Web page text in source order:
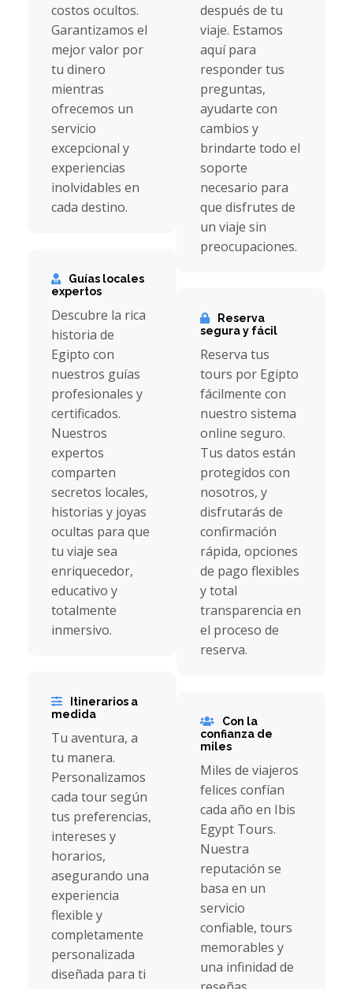
costos ocultos.
Garantizamos el
mejor valor por
tu dinero
mientras
ofrecemos un
servicio
excepcional y
experiencias
inolvidables en
cada destino.
Guías locales
expertos
Descubre la rica
historia de
Egipto con
nuestros guías
profesionales y
certificados.
Nuestros
expertos
comparten
secretos locales,
historias y joyas
ocultas para que
tu viaje sea
enriquecedor,
educativo y
totalmente
inmersivo.
Itinerarios a
medida
Tu aventura, a
tu manera.
Personalizamos
cada tour según
tus preferencias,
intereses y
horarios,
asegurando una
experiencia
flexible y
completamente
personalizada
diseñada para ti
después de tu
viaje. Estamos
aquí para
responder tus
preguntas,
ayudarte con
cambios y
brindarte todo el
soporte
necesario para
que disfrutes de
un viaje sin
preocupaciones.
Reserva
segura y fácil
Reserva tus
tours por Egipto
fácilmente con
nuestro sistema
online seguro.
Tus datos están
protegidos con
nosotros, y
disfrutarás de
confirmación
rápida, opciones
de pago flexibles
y total
transparencia en
el proceso de
reserva.
Con la
confianza de
miles
Miles de viajeros
felices confían
cada año en Ibis
Egypt Tours.
Nuestra
reputación se
basa en un
servicio
confiable, tours
memorables y
una infinidad de